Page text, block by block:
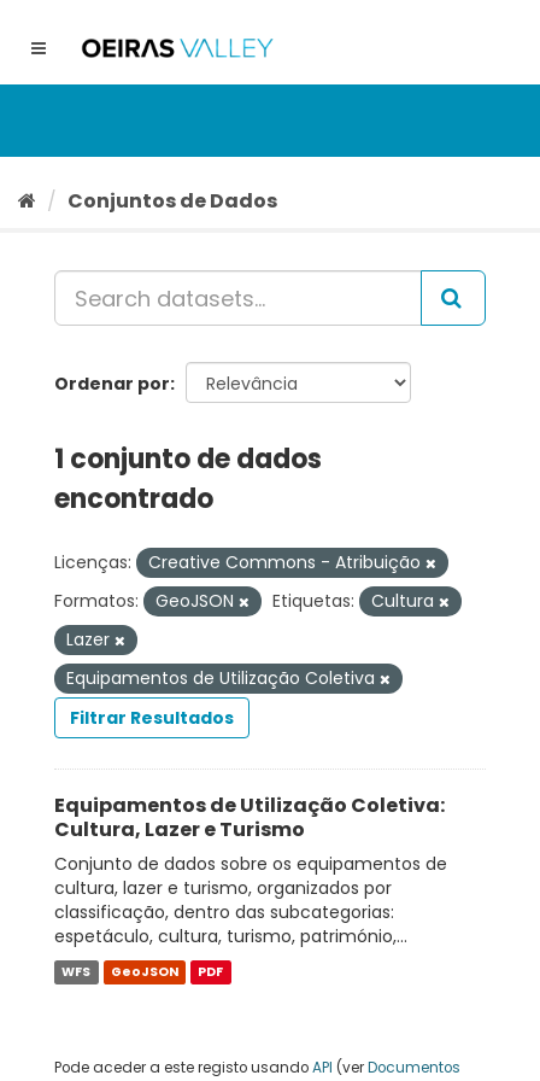
conteúdo
Toggle
Conjuntos de Dados
Ordenar por
1 conjunto de dados
encontrado
Licenças:
Creative Commons - Atribuição
Formatos:
GeoJSON Etiquetas:
Cultura
Lazer
Equipamentos de Utilização Coletiva
Filtrar Resultados
Equipamentos de Utilização Coletiva:
Cultura, Lazer e Turismo
Conjunto de dados sobre os equipamentos de
cultura, lazer e turismo, organizados por
classificação, dentro das subcategorias:
espetáculo, cultura, turismo, património,...
WFS GeoJSON PDF
Pode aceder a este registo usandoAPI (verDocumentos